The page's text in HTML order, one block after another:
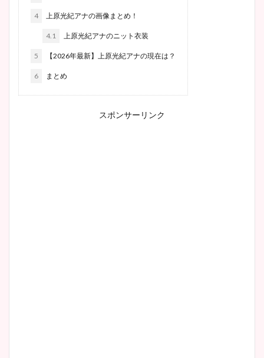
4 上原光紀アナの画像まとめ！
4.1 上原光紀アナのニット衣装
5 【2026年最新】上原光紀アナの現在は？
6 まとめ
スポンサーリンク